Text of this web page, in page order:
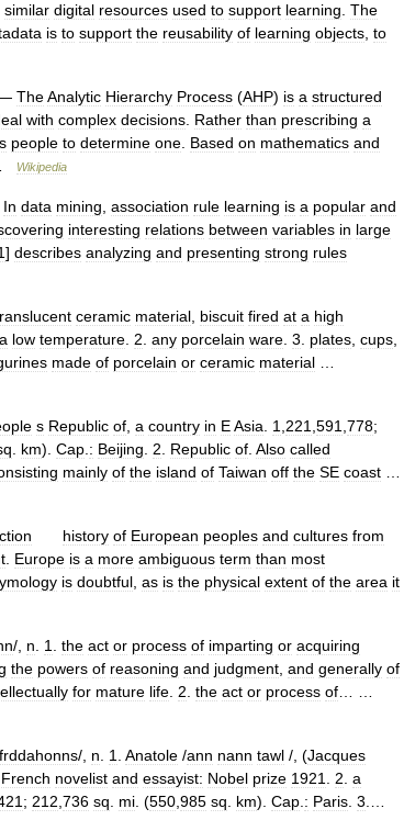
similar digital resources used to support learning The
is to support the reusability of learning objects to
TheAnalytic Hierarchy Process (AHP) is a structured
with complex decisions Rather than prescribing a
people to determine one Based on mathematics and
Wikipedia
In data mining association rule learning is a popular and
interesting relations between variables in large
] describes analyzing and presenting strong rules
ceramic material biscuit fired at a high
a low temperature 2 any porcelain ware 3 plates cups
made of porcelain or ceramic material
s Republic of a country in EAsia 1 221 591 778;
km). Cap : Beijing 2 Republic of Also called
mainly of the island of Taiwan off the SE coast
history of European peoples and cultures from
Europe is a more ambiguous term than most
is doubtful as is the physical extent of the area it
/, n 1 the act or process of imparting or acquiring
the powers of reasoning and judgment and generally of
for mature life 2 the act or process of
frddahonns/, n 1 Anatole /ann nann tawl /, (Jacques
French novelist and essayist: Nobel prize 1921 2 a
; 212 736 sq mi . (550 985 sq km). Cap : Paris 3